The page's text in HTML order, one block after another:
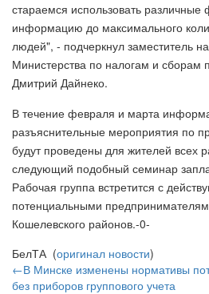
стараемся использовать
информацию до максимального
людей", - подчеркнул заместитель
Министерства по налогам и сборам
Дмитрий Дайнеко.
В течение февраля и марта
разъяснительные мероприятия по
будут проведены для жителей всех
следующий подобный семинар
Рабочая группа встретится с
потенциальными
Кошелевского районов.-0-
БелТА (оригинал новости)
←В Минске изменены нормативы
без приборов группового учета